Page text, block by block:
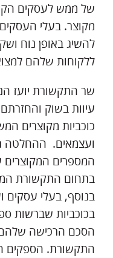
של ממש לעסקים
מקוצר. בעלי
להשיג באופן נוח
ללקוחות שלהם
שר התקשורת יועז
עיוות בשוק
כוכביות מקוצרים
ועצמאים. ההחלטה
המספרים המקוצרים
בתחום התקשורת
בנוסף, בעלי עסקים
בכוכביות שברשות
הסכם הרכישה
התקשורת. הספקים